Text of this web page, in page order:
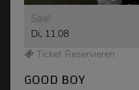
Saal
Di, 11.08
Ticket Reservieren
GOOD BOY